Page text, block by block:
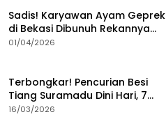
Sadis! Karyawan Ayam Geprek
di Bekasi Dibunuh Rekannya
karena Tolak Diajak Merampok
01/04/2026
Terbongkar! Pencurian Besi
Tiang Suramadu Dini Hari, 7
ABK Ditangkap Polisi
16/03/2026